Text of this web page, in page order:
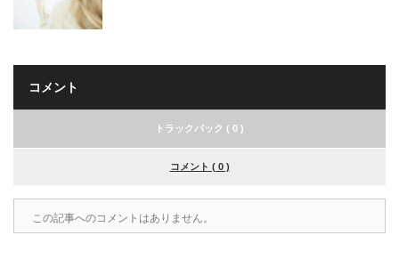
コメント
トラックバック ( 0 )
コメント ( 0 )
この記事へのコメントはありません。